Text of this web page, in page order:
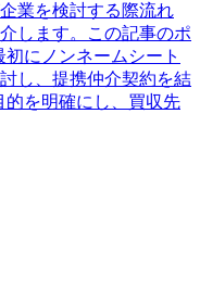
業を検討する際流れ
します。この記事のポ
にノンネームシート
し、提携仲介契約を結
を明確にし、買収先